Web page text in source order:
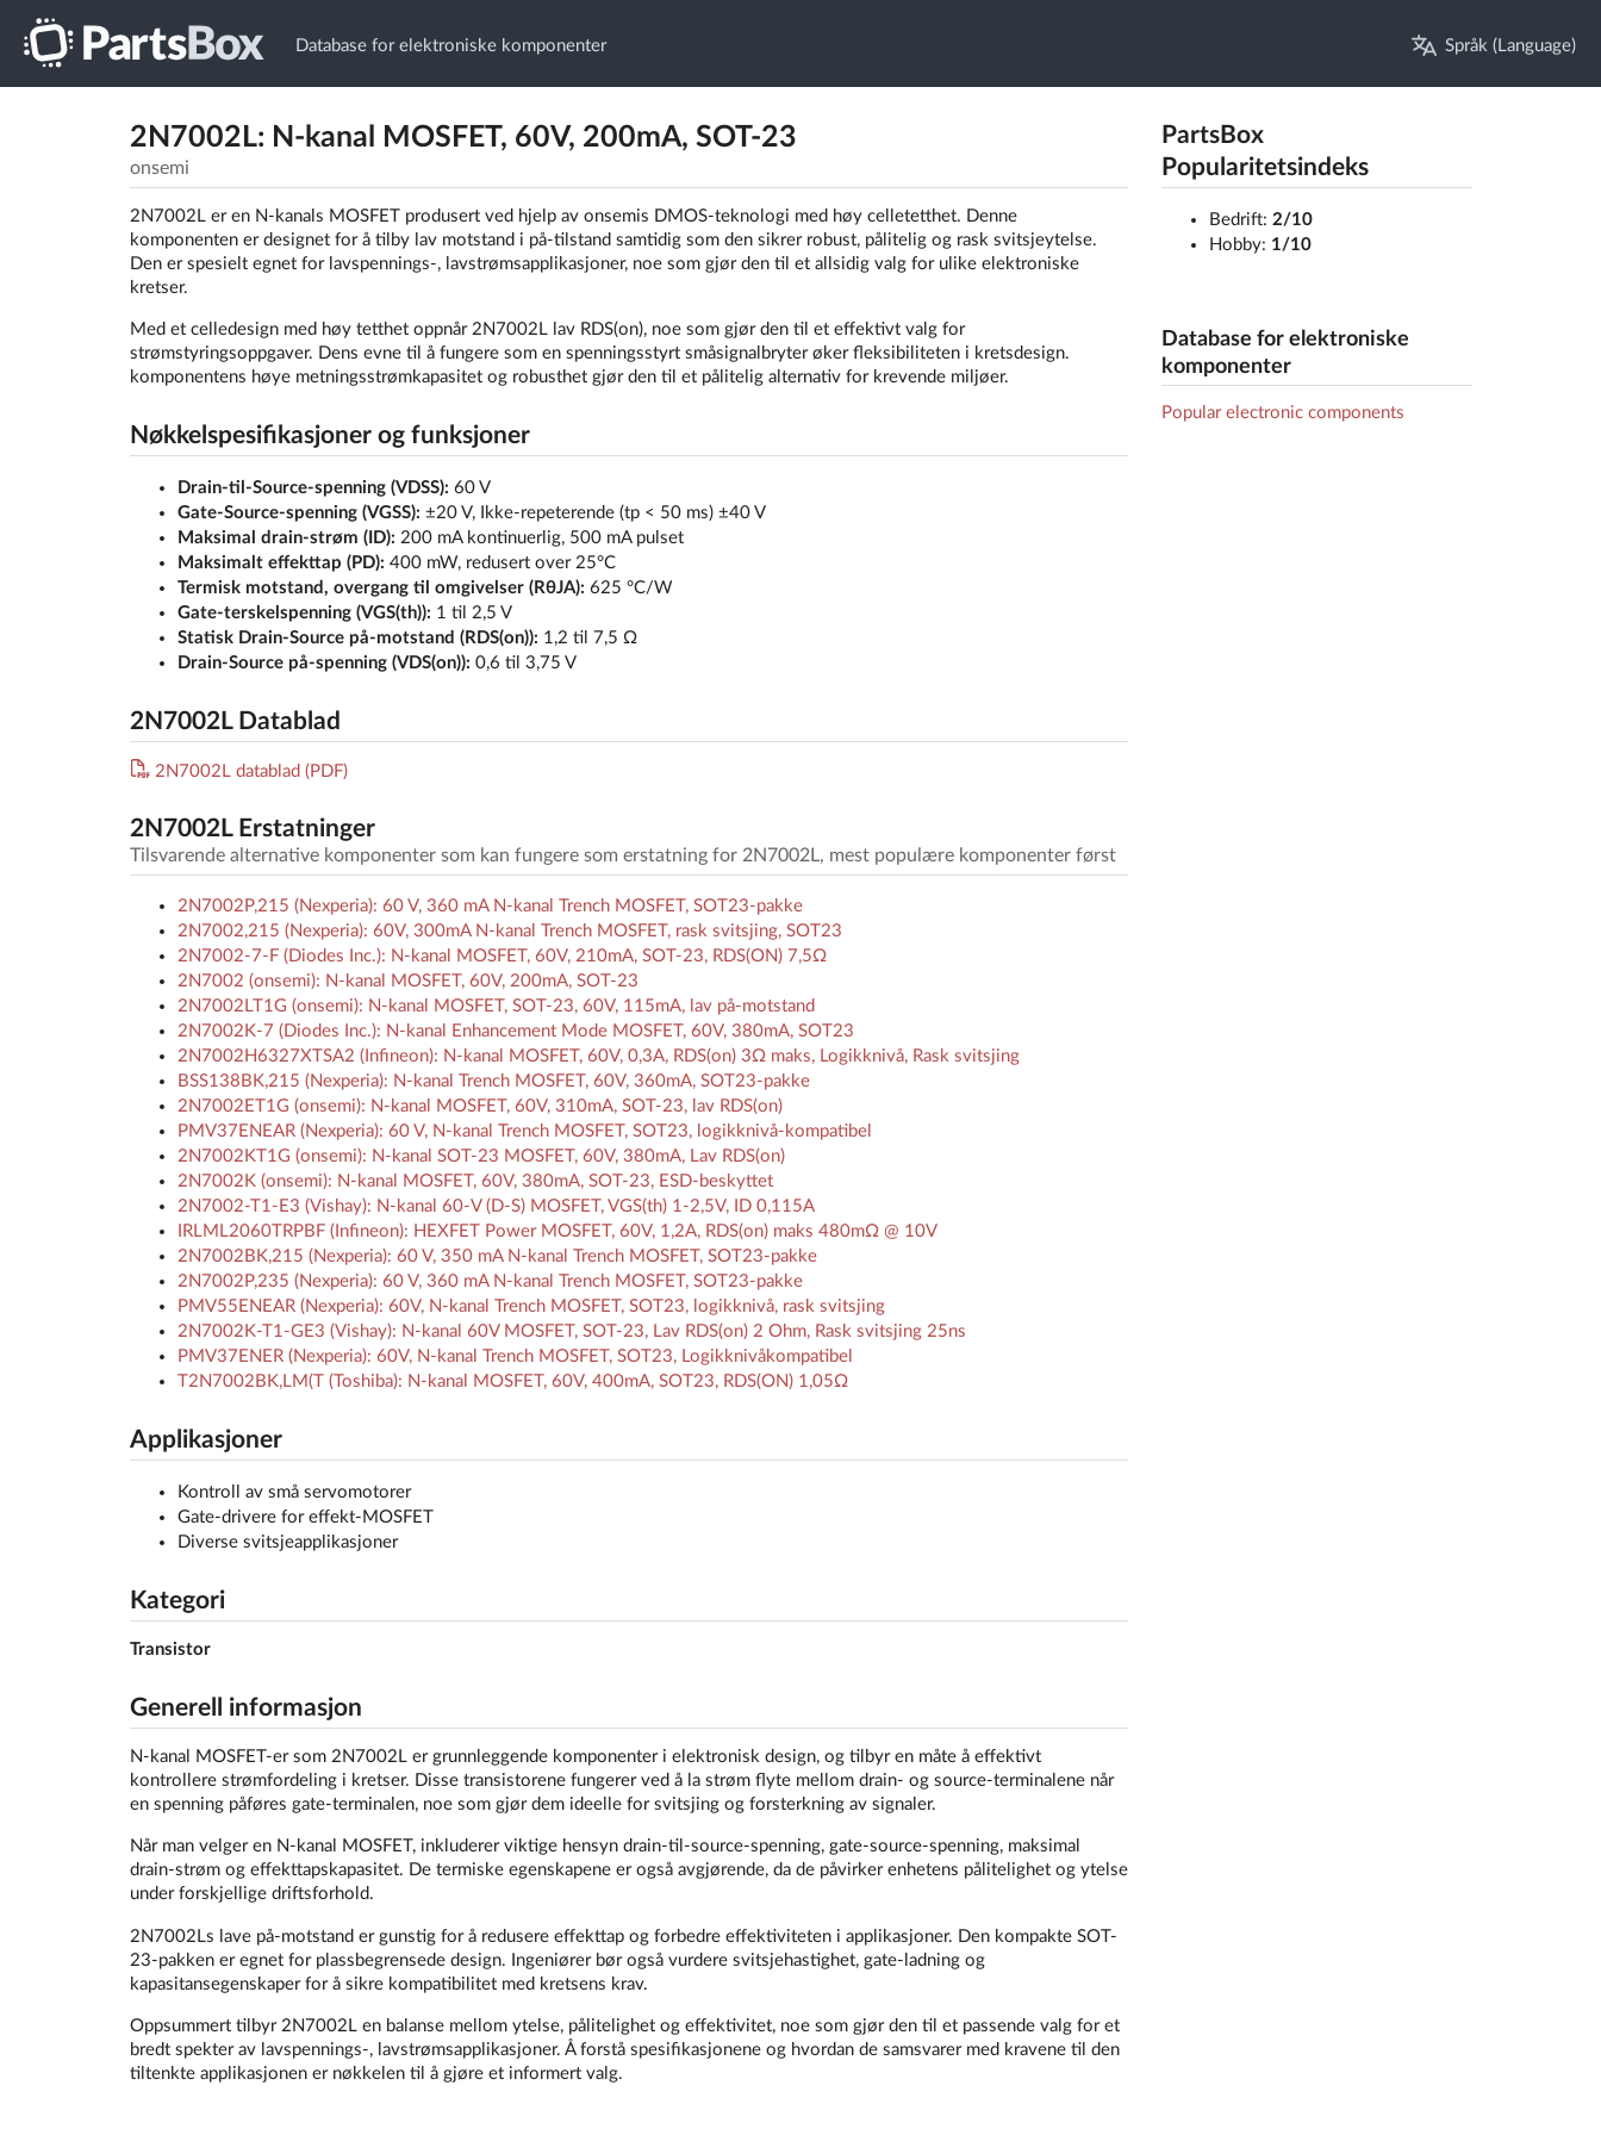
Database for elektroniske komponenter Språk (Language)
2N7002L: N-kanal MOSFET, 60V, 200mA, SOT-23
onsemi
2N7002L er en N-kanals MOSFET produsert ved hjelp av onsemis DMOS-teknologi med høy celletetthet. Denne
komponenten er designet for å tilby lav motstand i på-tilstand samtidig som den sikrer robust, pålitelig og rask svitsjeytelse.
Den er spesielt egnet for lavspennings-, lavstrømsapplikasjoner, noe som gjør den til et allsidig valg for ulike elektroniske
kretser.
Med et celledesign med høy tetthet oppnår 2N7002L lav RDS(on), noe som gjør den til et effektivt valg for
strømstyringsoppgaver. Dens evne til å fungere som en spenningsstyrt småsignalbryter øker fleksibiliteten i kretsdesign.
komponentens høye metningsstrømkapasitet og robusthet gjør den til et pålitelig alternativ for krevende miljøer.
Nøkkelspesifikasjoner og funksjoner
Drain-til-Source-spenning (VDSS): 60 V
Gate-Source-spenning (VGSS): ±20 V, Ikke-repeterende (tp < 50 ms) ±40 V
Maksimal drain-strøm (ID): 200 mA kontinuerlig, 500 mA pulset
Maksimalt effekttap (PD): 400 mW, redusert over 25°C
Termisk motstand, overgang til omgivelser (RθJA): 625 °C/W
Gate-terskelspenning (VGS(th)): 1 til 2,5 V
Statisk Drain-Source på-motstand (RDS(on)): 1,2 til 7,5 Ω
Drain-Source på-spenning (VDS(on)): 0,6 til 3,75 V
2N7002L Datablad
2N7002L datablad (PDF)
2N7002L Erstatninger
Tilsvarende alternative komponenter som kan fungere som erstatning for 2N7002L, mest populære komponenter først
2N7002P,215 (Nexperia): 60 V, 360 mA N-kanal Trench MOSFET, SOT23-pakke
2N7002,215 (Nexperia): 60V, 300mA N-kanal Trench MOSFET, rask svitsjing, SOT23
2N7002-7-F (Diodes Inc.): N-kanal MOSFET, 60V, 210mA, SOT-23, RDS(ON) 7,5Ω
2N7002 (onsemi): N-kanal MOSFET, 60V, 200mA, SOT-23
2N7002LT1G (onsemi): N-kanal MOSFET, SOT-23, 60V, 115mA, lav på-motstand
2N7002K-7 (Diodes Inc.): N-kanal Enhancement Mode MOSFET, 60V, 380mA, SOT23
2N7002H6327XTSA2 (Infineon): N-kanal MOSFET, 60V, 0,3A, RDS(on) 3Ω maks, Logikknivå, Rask svitsjing
BSS138BK,215 (Nexperia): N-kanal Trench MOSFET, 60V, 360mA, SOT23-pakke
2N7002ET1G (onsemi): N-kanal MOSFET, 60V, 310mA, SOT-23, lav RDS(on)
PMV37ENEAR (Nexperia): 60 V, N-kanal Trench MOSFET, SOT23, logikknivå-kompatibel
2N7002KT1G (onsemi): N-kanal SOT-23 MOSFET, 60V, 380mA, Lav RDS(on)
2N7002K (onsemi): N-kanal MOSFET, 60V, 380mA, SOT-23, ESD-beskyttet
2N7002-T1-E3 (Vishay): N-kanal 60-V (D-S) MOSFET, VGS(th) 1-2,5V, ID 0,115A
IRLML2060TRPBF (Infineon): HEXFET Power MOSFET, 60V, 1,2A, RDS(on) maks 480mΩ @ 10V
2N7002BK,215 (Nexperia): 60 V, 350 mA N-kanal Trench MOSFET, SOT23-pakke
2N7002P,235 (Nexperia): 60 V, 360 mA N-kanal Trench MOSFET, SOT23-pakke
PMV55ENEAR (Nexperia): 60V, N-kanal Trench MOSFET, SOT23, logikknivå, rask svitsjing
2N7002K-T1-GE3 (Vishay): N-kanal 60V MOSFET, SOT-23, Lav RDS(on) 2 Ohm, Rask svitsjing 25ns
PMV37ENER (Nexperia): 60V, N-kanal Trench MOSFET, SOT23, Logikknivåkompatibel
T2N7002BK,LM(T (Toshiba): N-kanal MOSFET, 60V, 400mA, SOT23, RDS(ON) 1,05Ω
Applikasjoner
Kontroll av små servomotorer
Gate-drivere for effekt-MOSFET
Diverse svitsjeapplikasjoner
Kategori
Transistor
Generell informasjon
N-kanal MOSFET-er som 2N7002L er grunnleggende komponenter i elektronisk design, og tilbyr en måte å effektivt
kontrollere strømfordeling i kretser. Disse transistorene fungerer ved å la strøm flyte mellom drain- og source-terminalene når
en spenning påføres gate-terminalen, noe som gjør dem ideelle for svitsjing og forsterkning av signaler.
Når man velger en N-kanal MOSFET, inkluderer viktige hensyn drain-til-source-spenning, gate-source-spenning, maksimal
drain-strøm og effekttapskapasitet. De termiske egenskapene er også avgjørende, da de påvirker enhetens pålitelighet og ytelse
under forskjellige driftsforhold.
2N7002Ls lave på-motstand er gunstig for å redusere effekttap og forbedre effektiviteten i applikasjoner. Den kompakte SOT-
23-pakken er egnet for plassbegrensede design. Ingeniører bør også vurdere svitsjehastighet, gate-ladning og
kapasitansegenskaper for å sikre kompatibilitet med kretsens krav.
Oppsummert tilbyr 2N7002L en balanse mellom ytelse, pålitelighet og effektivitet, noe som gjør den til et passende valg for et
bredt spekter av lavspennings-, lavstrømsapplikasjoner. Å forstå spesifikasjonene og hvordan de samsvarer med kravene til den
tiltenkte applikasjonen er nøkkelen til å gjøre et informert valg.
PartsBox
Popularitetsindeks
Bedrift: 2/10
Hobby: 1/10
Database for elektroniske
komponenter
Popular electronic components